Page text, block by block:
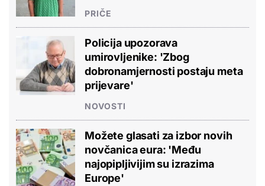
PRIČE
Policija upozorava
umirovljenike: 'Zbog
dobronamjernosti postaju meta
prijevare'
NOVOSTI
Možete glasati za izbor novih
novčanica eura: 'Među
najopipljivijim su izrazima
Europe'